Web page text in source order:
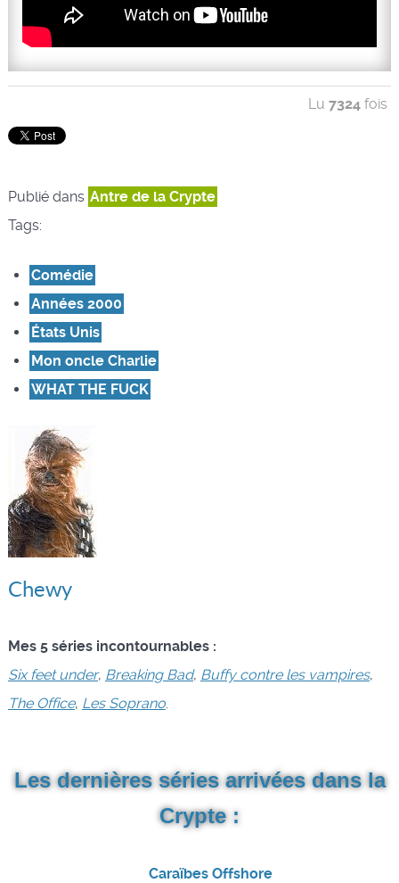
Lu7324 fois
Publié dans Antre de la Crypte
Tags:
Comédie
Années 2000
États Unis
Mon oncle Charlie
WHAT THE FUCK
Chewy
Mes 5 séries incontournables :
Six feet under, Breaking Bad, Buffy contre les vampires,
The Office, Les Soprano.
Les dernières séries arrivées dans la
Crypte :
Caraïbes Offshore